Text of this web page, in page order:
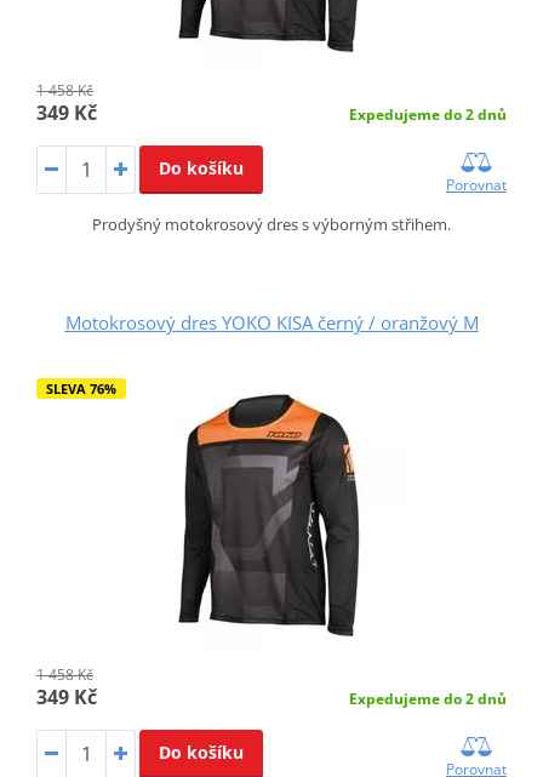
1 458 Kč
349 Kč Expedujeme do 2 dnů
Do košíku
Porovnat
Prodyšný motokrosový dres s výborným střihem.
Motokrosový dres YOKO KISA černý / oranžový M
SLEVA 76%
1 458 Kč
349 Kč Expedujeme do 2 dnů
Do košíku
Porovnat